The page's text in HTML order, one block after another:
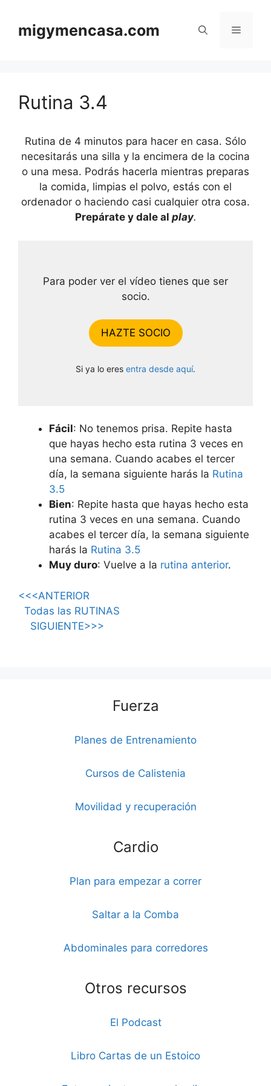
contenido
migymencasa.com Menú
Rutina 3.4
Rutina de 4 minutos para hacer en casa. Sólo
necesitarás una silla y la encimera de la cocina
o una mesa. Podrás hacerla mientras preparas
la comida, limpias el polvo, estás con el
ordenador o haciendo casi cualquier otra cosa.
Prepárate y dale al play.
Para poder ver el vídeo tienes que ser
socio.
HAZTE SOCIO
Si ya lo eres entra desde aquí.
Fácil: No tenemos prisa. Repite hasta
que hayas hecho esta rutina 3 veces en
una semana. Cuando acabes el tercer
día, la semana siguiente harás la Rutina
3.5
Bien: Repite hasta que hayas hecho esta
rutina 3 veces en una semana. Cuando
acabes el tercer día, la semana siguiente
harás la Rutina 3.5
Muy duro: Vuelve a la rutina anterior.
<<<ANTERIOR
Todas las RUTINAS
SIGUIENTE>>>
Fuerza
Planes de Entrenamiento
Cursos de Calistenia
Movilidad y recuperación
Cardio
Plan para empezar a correr
Saltar a la Comba
Abdominales para corredores
Otros recursos
El Podcast
Libro Cartas de un Estoico